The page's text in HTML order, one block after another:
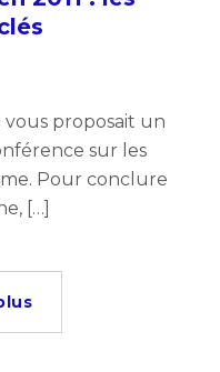
vous proposait un
sur les
Pour conclure
[…]